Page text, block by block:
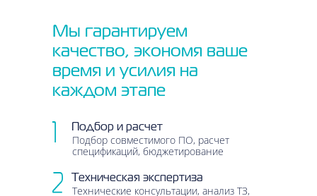
Мы гарантируем
качество, экономя ваше
время и усилия на
каждом этапе
Технические консультации, анализ ТЗ,
Техническая экспертиза
Подбор совместимого ПО, расчет
спецификаций, бюджетирование
Подбор и расчет